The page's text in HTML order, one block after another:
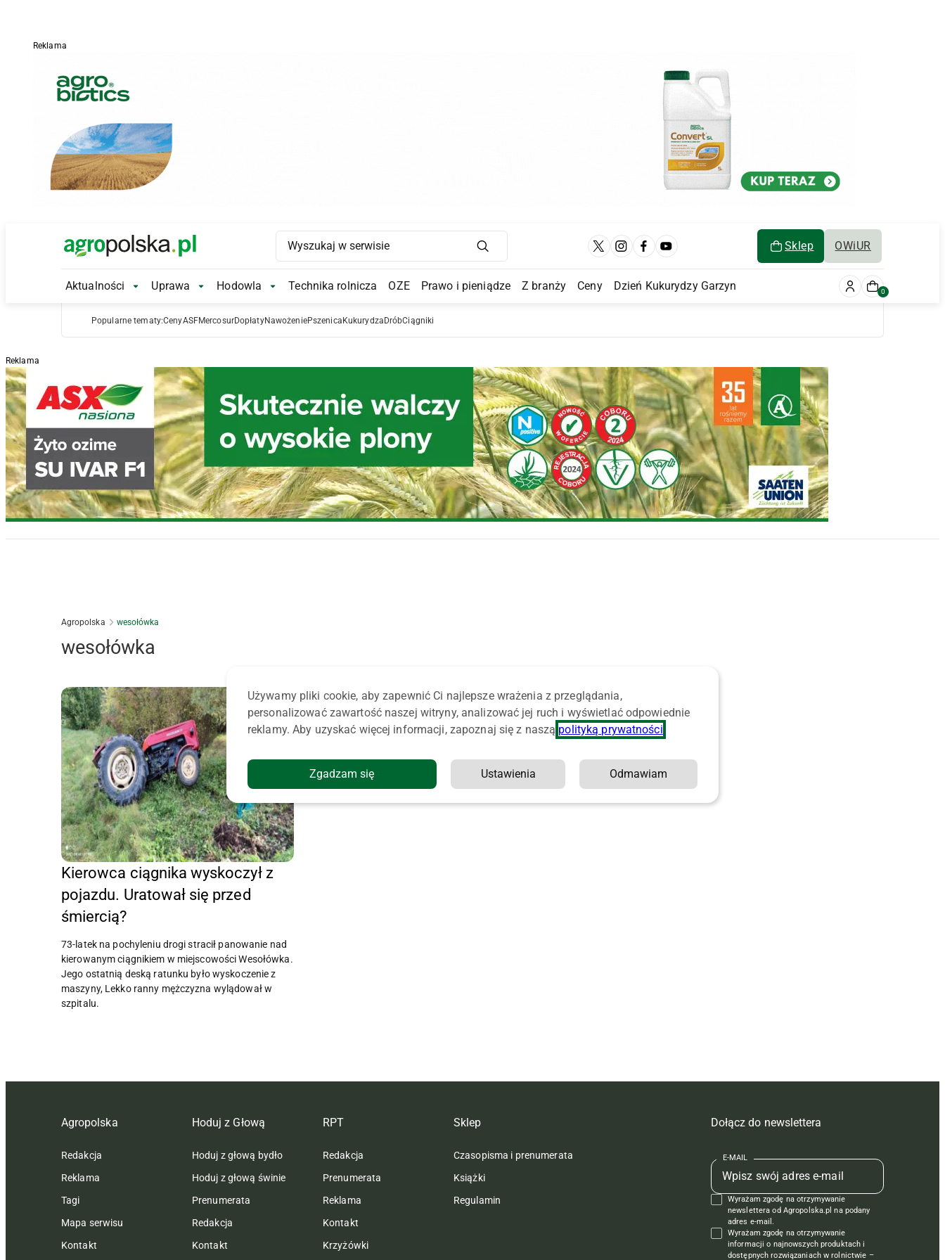
Reklama
Main Logo Sklep OWiUR
Main Navigation
Aktualności Aktualności Submenu
Uprawa Uprawa Submenu
Hodowla Hodowla Submenu
Technika rolnicza OZE Prawo i pieniądze Z branży Ceny Dzień Kukurydzy Garzyn 0
Popularne tematy:CenyASFMercosurDopłatyNawożeniePszenica Kukurydza DróbCiągniki
Reklama
Agropolska wesołówka
wesołówka
Kierowca ciągnika wyskoczył z
pojazdu. Uratował się przed
śmiercią?
73-latek na pochyleniu drogi stracił panowanie nad
kierowanym ciągnikiem w miejscowości Wesołówka.
Jego ostatnią deską ratunku było wyskoczenie z
maszyny, Lekko ranny mężczyzna wylądował w
szpitalu.
Agropolska
Redakcja
Reklama
Tagi
Mapa serwisu
Kontakt
Hoduj z Głową
Hoduj z głową bydło
Hoduj z głową świnie
Prenumerata
Redakcja
Kontakt
RPT
Redakcja
Prenumerata
Reklama
Kontakt
Krzyżówki
Sklep
Czasopisma i prenumerata
Książki
Regulamin
Dołącz do newslettera
E-MAIL
Wyrażam zgodę na otrzymywanie
newslettera od Agropolska.pl na podany
adres e-mail.
Wyrażam zgodę na otrzymywanie
informacji o najnowszych produktach i
dostępnych rozwiązaniach w rolnictwie –
Używamy pliki cookie, aby zapewnić Ci najlepsze wrażenia z przeglądania,
personalizować zawartość naszej witryny, analizować jej ruch i wyświetlać odpowiednie
reklamy. Aby uzyskać więcej informacji, zapoznaj się z naszą polityką prywatności
Zgadzam się Ustawienia Odmawiam